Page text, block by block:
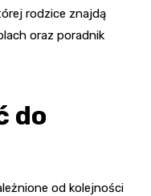
rodzice znajdą
oraz poradnik
do
od kolejności